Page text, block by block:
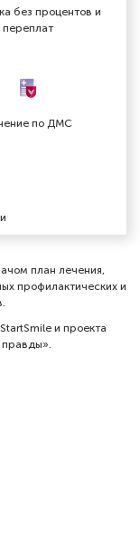
без процентов и
переплат
по ДМС
план лечения,
профилактических и
и проекта